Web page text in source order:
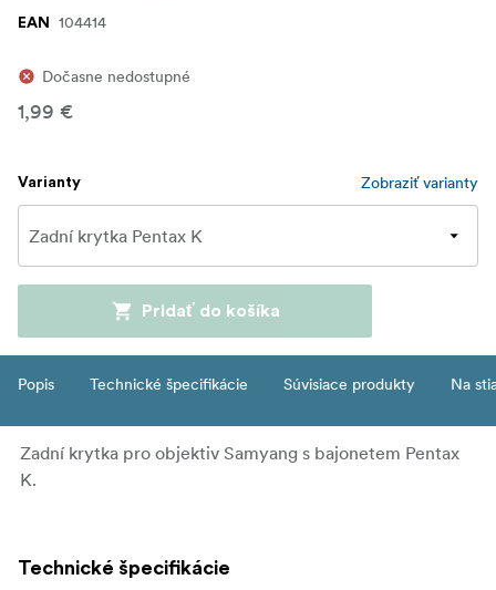
EAN 104414
Dočasne nedostupné
1,99 €
Varianty Zobraziť varianty
Pridať do košíka
Popis Technické špecifikácie Súvisiace produkty Na
Zadní krytka pro objektiv Samyang s bajonetem Pentax
K.
Technické špecifikácie